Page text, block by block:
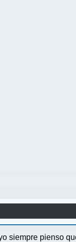
siempre pienso